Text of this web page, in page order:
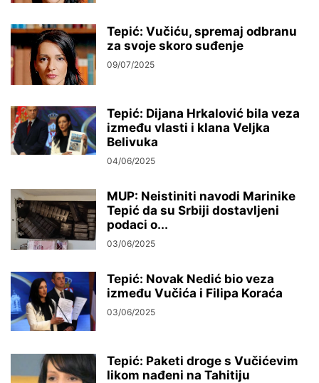
Tepić: Vučiću, spremaj odbranu
za svoje skoro suđenje
09/07/2025
Tepić: Dijana Hrkalović bila veza
između vlasti i klana Veljka
Belivuka
04/06/2025
MUP: Neistiniti navodi Marinike
Tepić da su Srbiji dostavljeni
podaci o...
03/06/2025
Tepić: Novak Nedić bio veza
između Vučića i Filipa Koraća
03/06/2025
Tepić: Paketi droge s Vučićevim
likom nađeni na Tahitiju